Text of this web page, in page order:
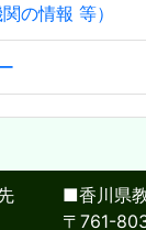
の情報 等）
■香川県
〒761-